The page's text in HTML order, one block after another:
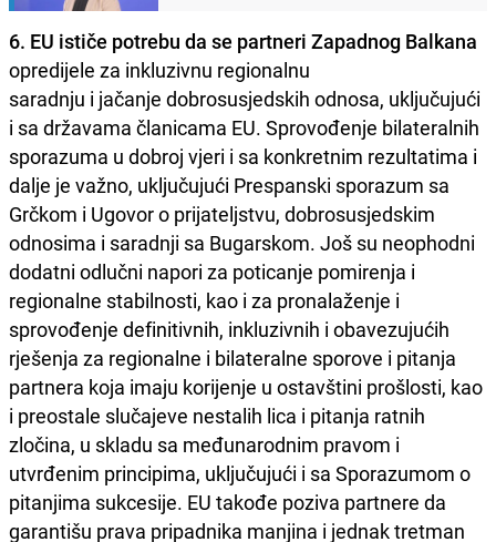
6. EU ističe potrebu da se partneri Zapadnog Balkana
opredijele za inkluzivnu regionalnu
saradnju i jačanje dobrosusjedskih odnosa, uključujući
i sa državama članicama EU. Sprovođenje bilateralnih
sporazuma u dobroj vjeri i sa konkretnim rezultatima i
dalje je važno, uključujući Prespanski sporazum sa
Grčkom i Ugovor o prijateljstvu, dobrosusjedskim
odnosima i saradnji sa Bugarskom. Još su neophodni
dodatni odlučni napori za poticanje pomirenja i
regionalne stabilnosti, kao i za pronalaženje i
sprovođenje definitivnih, inkluzivnih i obavezujućih
rješenja za regionalne i bilateralne sporove i pitanja
partnera koja imaju korijenje u ostavštini prošlosti, kao
i preostale slučajeve nestalih lica i pitanja ratnih
zločina, u skladu sa međunarodnim pravom i
utvrđenim principima, uključujući i sa Sporazumom o
pitanjima sukcesije. EU takođe poziva partnere da
garantišu prava pripadnika manjina i jednak tretman